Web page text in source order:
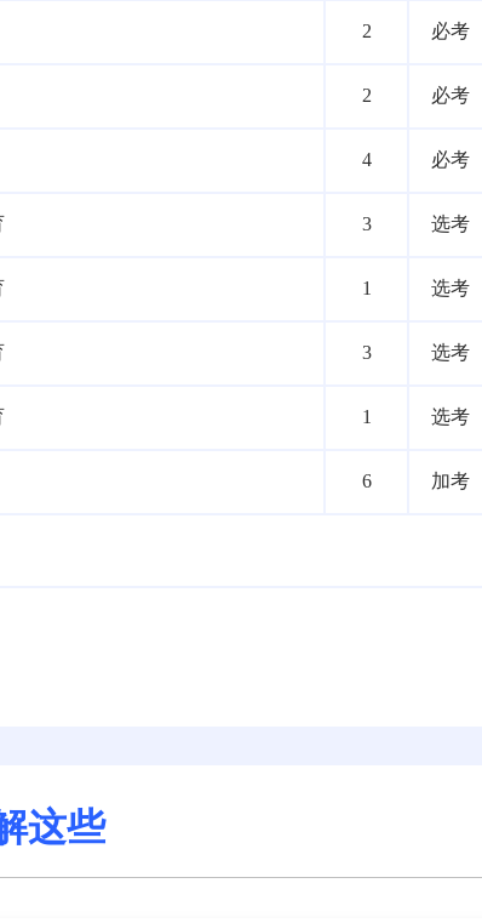
2 必考
2 必考
4 必考
3 选考
1 选考
3 选考
1 选考
6 加考
这些